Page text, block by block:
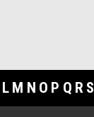
L M N O P Q R S